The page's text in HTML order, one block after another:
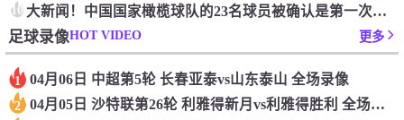
10 大新闻！中国国家橄榄球队的23名球员被确认是第一次进入阵容
足球录像HOT VIDEO 更多
1 04月06日 中超第5轮 长春亚泰vs山东泰山 全场录像
2 04月05日 沙特联第26轮 利雅得新月vs利雅得胜利 全场录像